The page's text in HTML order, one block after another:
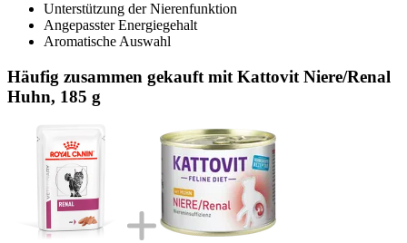
Unterstützung der Nierenfunktion
Angepasster Energiegehalt
Aromatische Auswahl
Häufig zusammen gekauft mit Kattovit Niere/Renal
Huhn, 185 g